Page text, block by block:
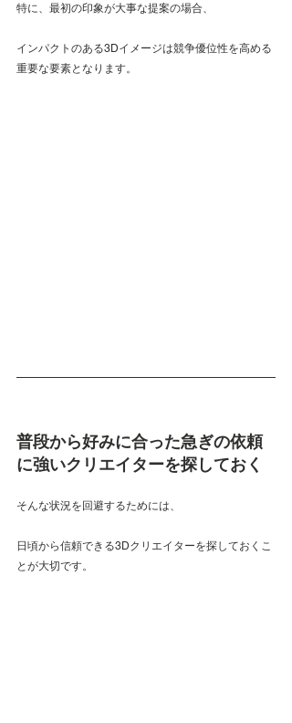
特に、最初の印象が大事な提案の場合、
インパクトのある3Dイメージは競争優位性を高める
重要な要素となります。
普段から好みに合った急ぎの依頼
に強いクリエイターを探しておく
そんな状況を回避するためには、
日頃から信頼できる3Dクリエイターを探しておくこ
とが大切です。